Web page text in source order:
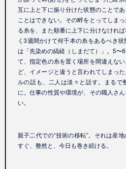
互に上と下に振り分けた状態のことで
ことはできない。その畔をとってしま
る糸を、また順番に上下に分けなけれ
く3週間かけて何千本の糸をあるべき
は「先染めの縞経（しまだて）」。5〜
て、指定色の糸を置く場所を間違えな
ど、イメージと違うと言われてしまっ
ルの話も、二人は淡々と話す。まるで
に。仕事の性質や環境が、その職人さ
い。
親子二代での“技術の移転”。それは産
すぐ、整然と、今日も巻き続ける。